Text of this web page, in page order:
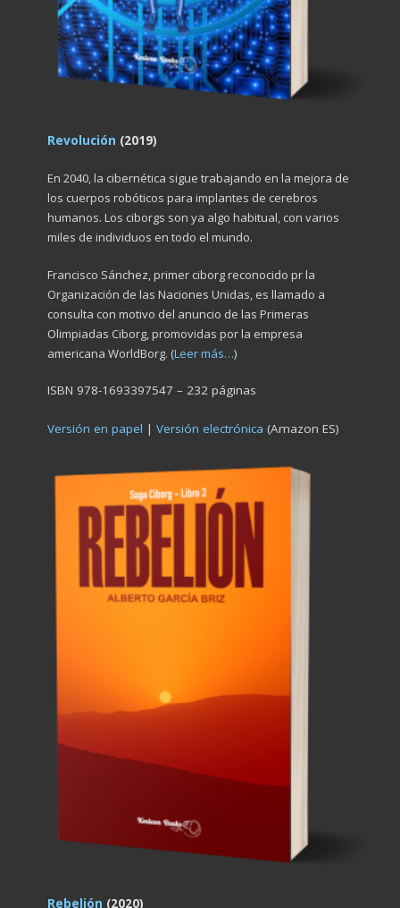
Revolución (2019)
En 2040, la cibernética sigue trabajando en la mejora de
los cuerpos robóticos para implantes de cerebros
humanos. Los ciborgs son ya algo habitual, con varios
miles de individuos en todo el mundo.
Francisco Sánchez, primer ciborg reconocido pr la
Organización de las Naciones Unidas, es llamado a
consulta con motivo del anuncio de las Primeras
Olimpiadas Ciborg, promovidas por la empresa
americana WorldBorg. (Leer más…)
ISBN 978-1693397547 – 232 páginas
Versión en papel | Versión electrónica (Amazon ES)
Rebelión (2020)